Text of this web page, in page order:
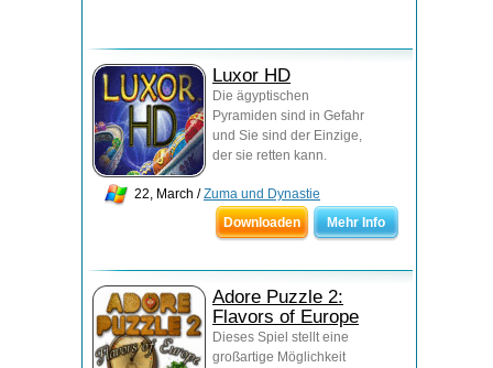
Luxor HD
Die ägyptischen
Pyramiden sind in Gefahr
und Sie sind der Einzige,
der sie retten kann.
22, March /Zuma und Dynastie
Downloaden
Mehr Info
Adore Puzzle 2:
Flavors of Europe
Dieses Spiel stellt eine
großartige Möglichkeit